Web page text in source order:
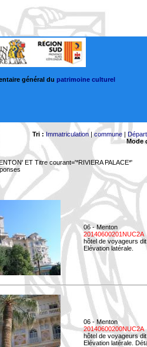
général du patrimoine culturel
Tri : Immatriculation|commune|
Mode
ET Titre courant='*RIVIERA PALACE*'
06 - Menton
20140600201NUC2A
hôtel de voyageurs
Elévation latérale.
06 - Menton
20140600200NUC2A
hôtel de voyageurs
Elévation latérale.